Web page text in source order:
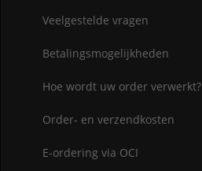
Veelgestelde vragen
Betalingsmogelijkheden
Hoe wordt uw order verwerkt?
Order- en verzendkosten
E-ordering via OCI